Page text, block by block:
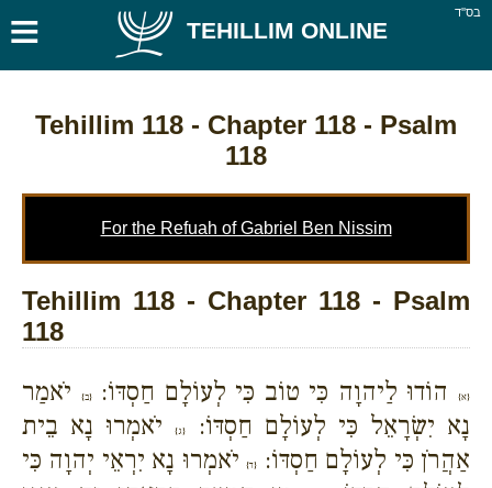
בס''ד ≡ TEHILLIM ONLINE
Tehillim 118 - Chapter 118 - Psalm
118
For the Refuah of Gabriel Ben Nissim
Tehillim 118 - Chapter 118 - Psalm
118
{א}הוֹדוּ לַיהוָה כִּי טוֹב כִּי לְעוֹלָם חַסְדּוֹ:{ב}
יֹאמַר
נָא יִשְׂרָאֵל כִּי לְעוֹלָם חַסְדּוֹ:
{ג}יֹאמְרוּ נָא בֵית
אַהֲרֹן כִּי לְעוֹלָם חַסְדּוֹ:
{ד}יֹאמְרוּ נָא יִרְאֵי יְהוָה כִּי